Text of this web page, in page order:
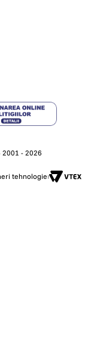
- 2026
tehnologie: